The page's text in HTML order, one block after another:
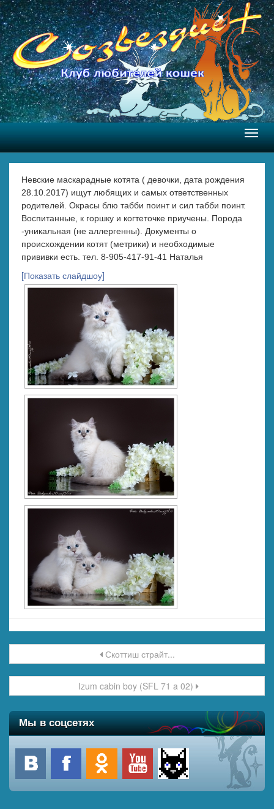
Skip to content
Ставропольский клуб
любителей кошек
"Созвездие +"
Клуб любителей кошек в городе
Ставрополе
Невские маскарадные котята ( девочки, дата рождения
28.10.2017) ищут любящих и самых ответственных
родителей. Окрасы блю табби поинт и сил табби поинт.
Воспитанные, к горшку и когтеточке приучены. Порода
-уникальная (не аллергенны). Документы о
происхождении котят (метрики) и необходимые
прививки есть. тел. 8-905-417-91-41 Наталья
[Показать слайдшоу]
Навигация по записи
Скоттиш страйт...
Izum cabin boy (SFL 71 a 02)
Мы в соцсетях